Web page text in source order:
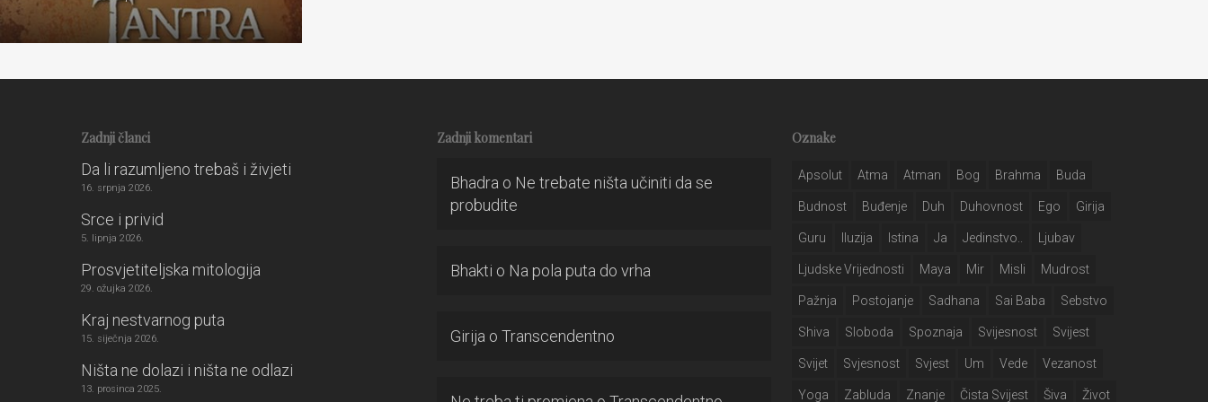
Zadnji članci
Da li razumljeno trebaš i živjeti
16. srpnja 2026.
Srce i privid
5. lipnja 2026.
Prosvjetiteljska mitologija
29. ožujka 2026.
Kraj nestvarnog puta
15. siječnja 2026.
Ništa ne dolazi i ništa ne odlazi
13. prosinca 2025.
Zadnji komentari
Bhadra o Ne trebate ništa učiniti da se
probudite
Bhakti o Na pola puta do vrha
Girija o Transcendentno
Oznake
Apsolut Atma Atman Bog Brahma Buda
Budnost Buđenje Duh Duhovnost Ego Girija
Guru Iluzija Istina Ja Jedinstvo.. Ljubav
Ljudske Vrijednosti Maya Mir Misli Mudrost
Pažnja Postojanje Sadhana Sai Baba Sebstvo
Shiva Sloboda Spoznaja Svijesnost Svijest
Svijet Svjesnost Svjest Um Vede Vezanost
Yoga Zabluda Znanje Čista Svijest Šiva Život